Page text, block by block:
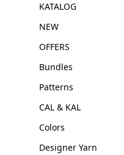
KATALOG
NEW
OFFERS
Bundles
Patterns
CAL & KAL
Colors
Designer Yarn